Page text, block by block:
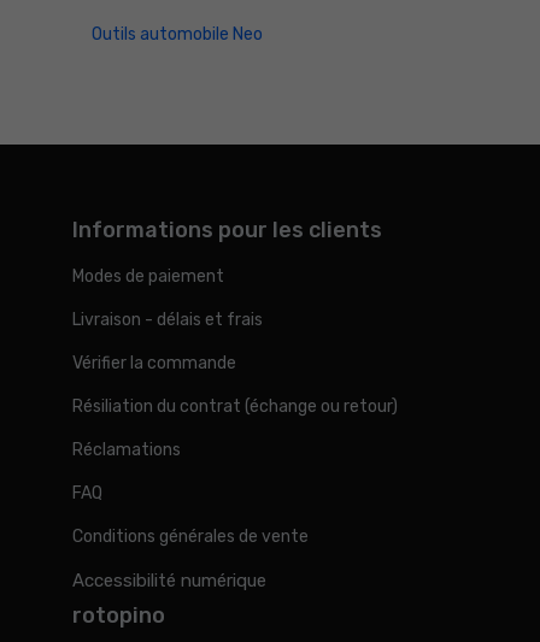
Outils automobile Neo
Informations pour les clients
Modes de paiement
Livraison - délais et frais
Vérifier la commande
Résiliation du contrat (échange ou retour)
Réclamations
FAQ
Conditions générales de vente
Accessibilité numérique
rotopino